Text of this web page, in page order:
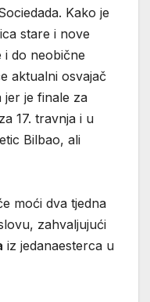
Kako je
stare i nove
i do neobične
aktualni osvajač
jer je finale za
17. travnja i u
Bilbao, ali
moći dva tjedna
zahvaljujući
iz jedanaesterca u